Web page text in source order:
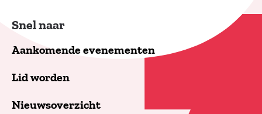
Snel naar
Aankomende evenementen
Lid worden
Nieuwsoverzicht